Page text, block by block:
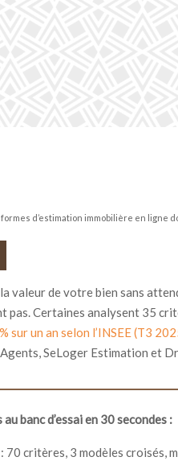
d’estimation immobilière en ligne
valeur de votre bien sans
pas. Certaines analysent 35
sur un an selon l’INSEE (T3
SeLoger Estimation et
banc d’essai en 30 secondes :
: 70 critères, 3 modèles croisés,